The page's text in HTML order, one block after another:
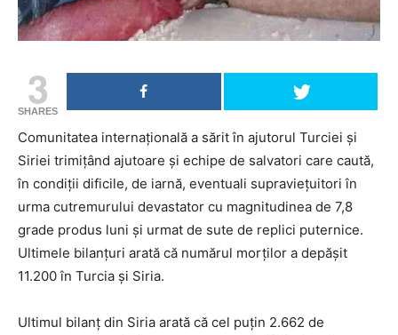
3
SHARES
Comunitatea internațională a sărit în ajutorul Turciei și
Siriei trimițând ajutoare și echipe de salvatori care caută,
în condiții dificile, de iarnă, eventuali supraviețuitori în
urma cutremurului devastator cu magnitudinea de 7,8
grade produs luni și urmat de sute de replici puternice.
Ultimele bilanțuri arată că numărul morților a depășit
11.200 în Turcia și Siria.
Ultimul bilanț din Siria arată că cel puțin 2.662 de